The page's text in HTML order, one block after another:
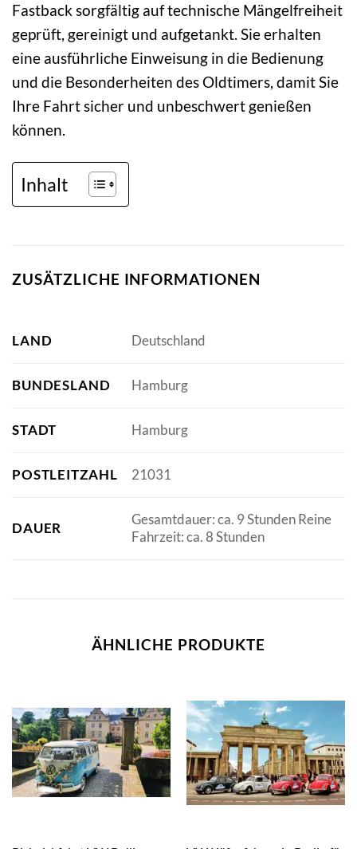
Fastback sorgfältig auf technische Mängelfreiheit
geprüft, gereinigt und aufgetankt. Sie erhalten
eine ausführliche Einweisung in die Bedienung
und die Besonderheiten des Oldtimers, damit Sie
Ihre Fahrt sicher und unbeschwert genießen
können.
Inhalt
ZUSÄTZLICHE INFORMATIONEN
LAND Deutschland
BUNDESLAND Hamburg
STADT Hamburg
POSTLEITZAHL 21031
DAUER
Gesamtdauer: ca. 9 Stunden Reine
Fahrzeit: ca. 8 Stunden
ÄHNLICHE PRODUKTE